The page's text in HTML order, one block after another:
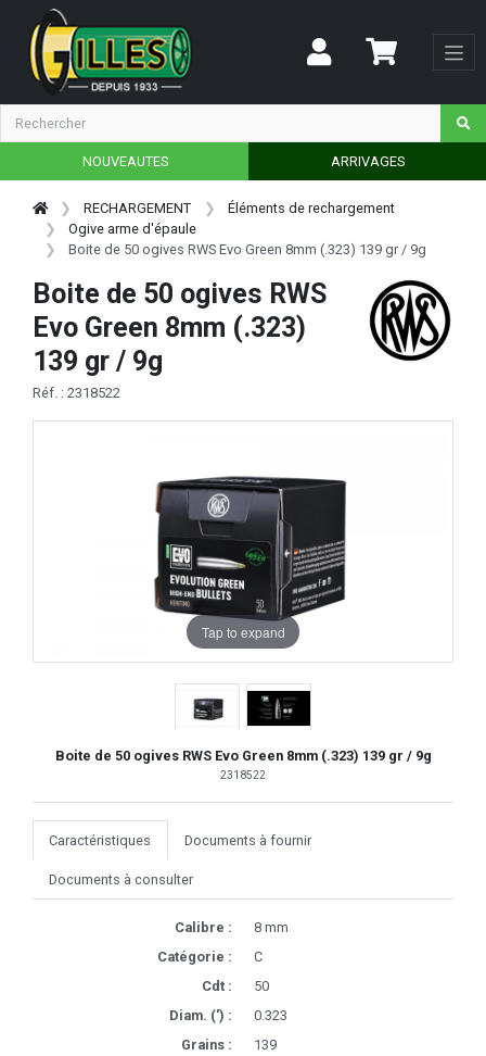
NOUVEAUTES ARRIVAGES
RECHARGEMENT
Éléments de rechargement
Ogive arme d'épaule
Boite de 50 ogives RWS Evo Green 8mm (.323) 139 gr / 9g
Boite de 50 ogives RWS
Evo Green 8mm (.323)
139 gr / 9g
Réf. : 2318522
Tap to expand
Boite de 50 ogives RWS Evo Green 8mm (.323) 139 gr / 9g
2318522
Caractéristiques Documents à fournir
Documents à consulter
Calibre :
8 mm
Catégorie :
C
Cdt :
50
Diam. (') :
0.323
Grains :
139